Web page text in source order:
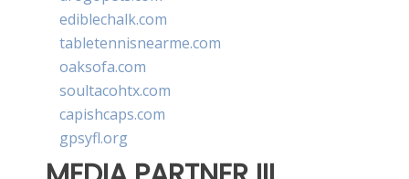
ediblechalk.com
tabletennisnearme.com
oaksofa.com
soultacohtx.com
capishcaps.com
gpsyfl.org